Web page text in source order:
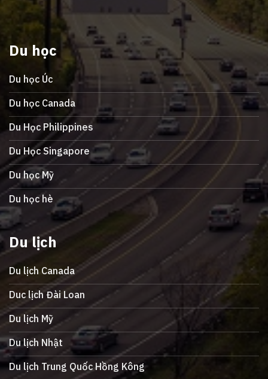
Du học
Du học Úc
Du học Canada
Du Học Philippines
Du Học Singapore
Du học Mỹ
Du học hè
Du lịch
Du lịch Canada
Duc lịch Đài Loan
Du lịch Mỹ
Du lịch Nhật
Du lịch Trung Quốc Hồng Kông